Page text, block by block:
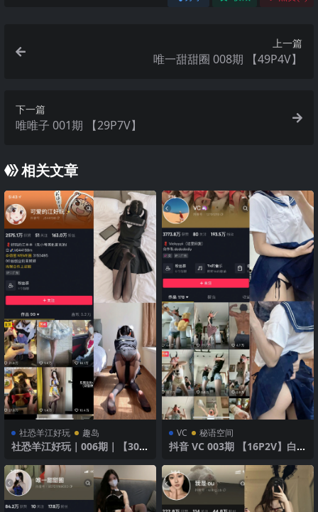
上一篇
唯一甜甜圈 008期 【49P4V】
下一篇
唯唯子 001期 【29P7V】
相关文章
社恐羊江好玩 趣岛
社恐羊江好玩｜006期｜【30
VC 秘语空间
抖音 VC 003期 【16P2V】白色